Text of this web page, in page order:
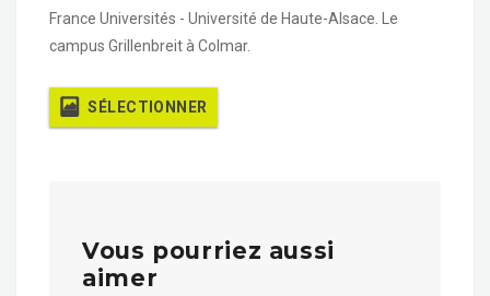
France Universités - Université de Haute-Alsace. Le
campus Grillenbreit à Colmar.
SÉLECTIONNER
Vous pourriez aussi
aimer